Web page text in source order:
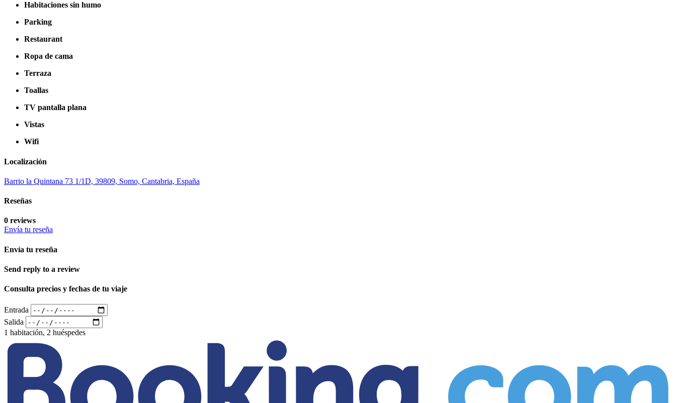
Habitaciones sin humo
Parking
Restaurant
Ropa de cama
Terraza
Toallas
TV pantalla plana
Vistas
Wifi
Localización
Barrio la Quintana 73 1/1D, 39809, Somo, Cantabria, España
Reseñas
0 reviews
Envía tu reseña
Envía tu reseña
Send reply to a review
Consulta precios y fechas de tu viaje
Entrada
Salida
1 habitación, 2 huéspedes